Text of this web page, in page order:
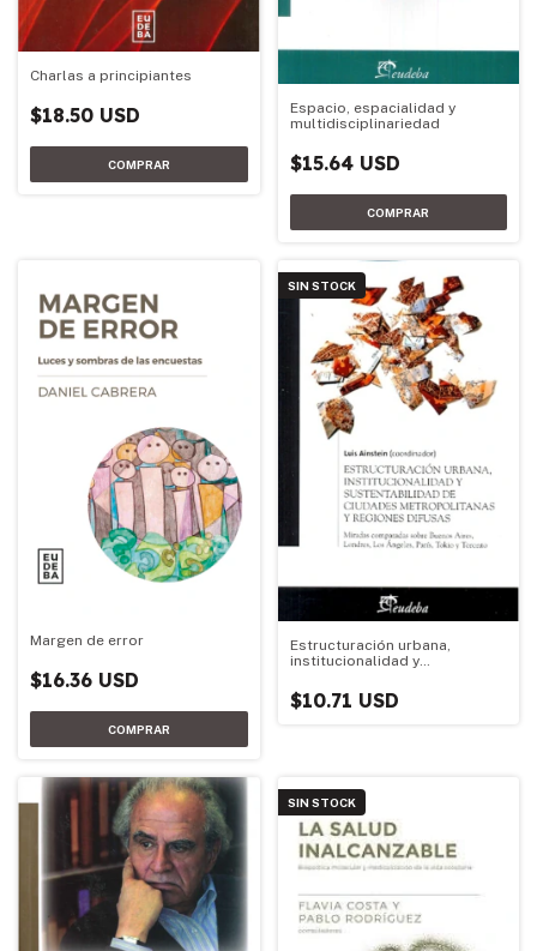
Charlas a principiantes
$18.50 USD
Espacio, espacialidad y
multidisciplinariedad
$15.64 USD
Margen de error
$16.36 USD
SIN STOCK
Estructuración urbana,
institucionalidad y
metropolitanas y regiones dif
$10.71 USD
SIN STOCK